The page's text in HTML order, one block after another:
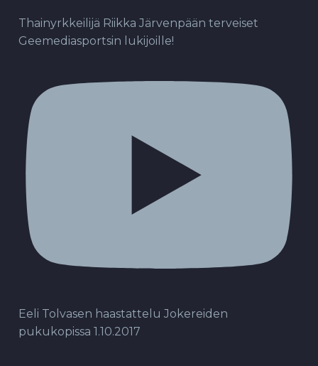
Thainyrkkeilijä Riikka Järvenpään terveiset
Geemediasportsin lukijoille!
Eeli Tolvasen haastattelu Jokereiden
pukukopissa 1.10.2017